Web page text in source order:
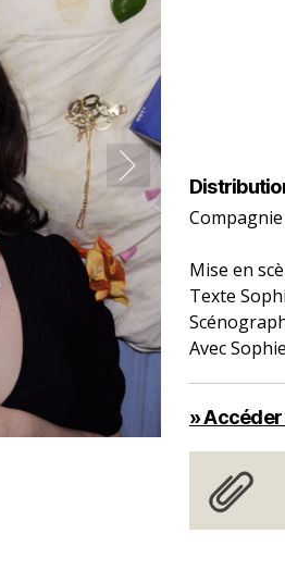
Mise en
Texte
Avec
»